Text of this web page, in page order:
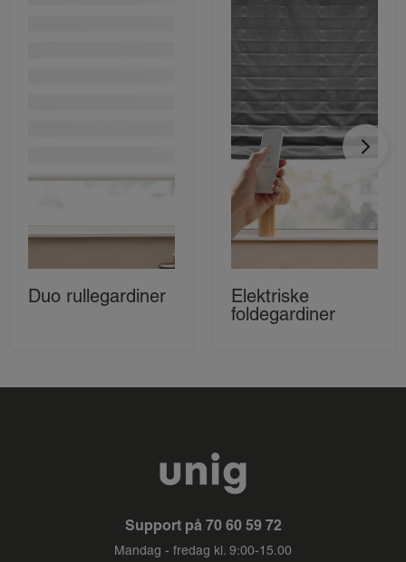
Duo rullegardiner
Elektriske
foldegardiner
Support på 70 60 59 72
Mandag - fredag kl. 9:00-15.00